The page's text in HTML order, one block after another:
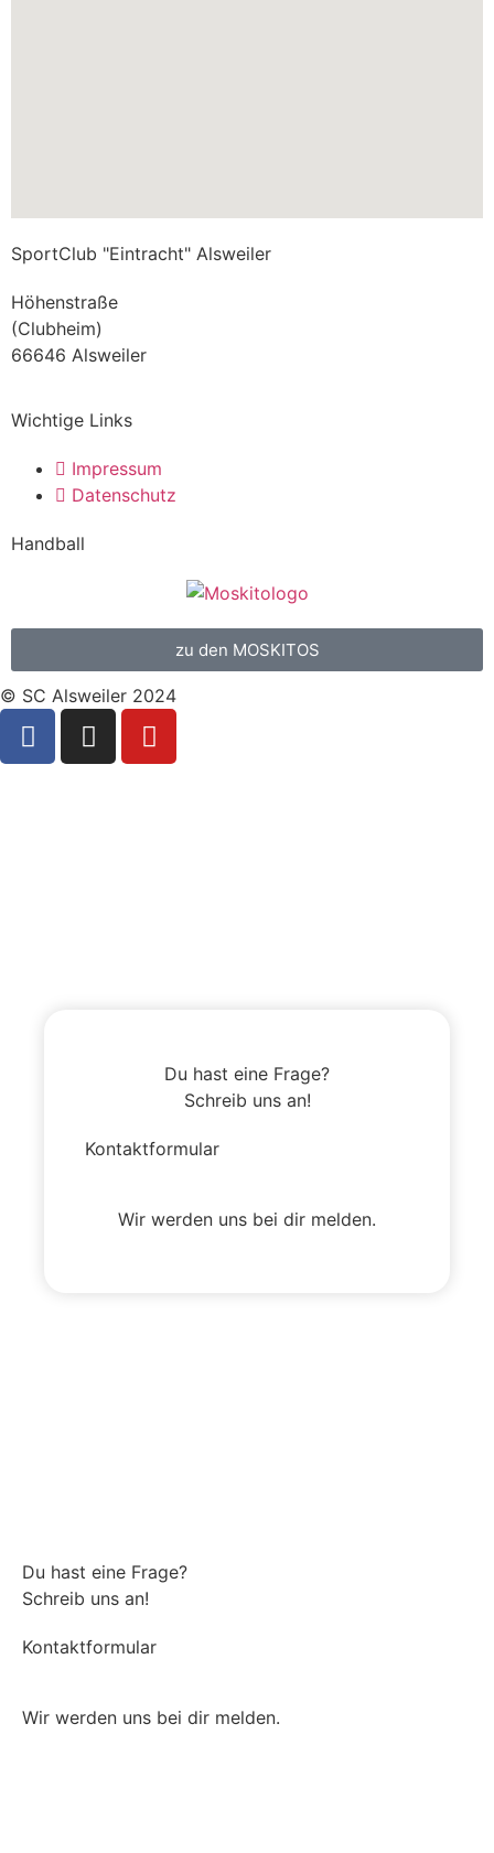
SportClub "Eintracht" Alsweiler
Höhenstraße
(Clubheim)
66646 Alsweiler
Wichtige Links
Impressum
Datenschutz
Handball
zu den MOSKITOS
© SC Alsweiler 2024
Du hast eine Frage?
Schreib uns an!
Kontaktformular
Wir werden uns bei dir melden.
Du hast eine Frage?
Schreib uns an!
Kontaktformular
Wir werden uns bei dir melden.